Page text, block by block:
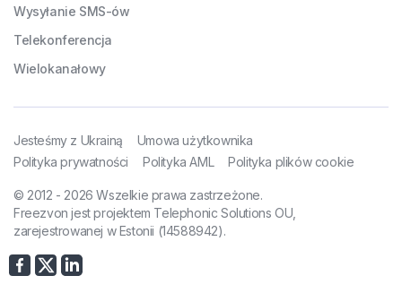
Wysyłanie SMS-ów
Telekonferencja
Wielokanałowy
Jesteśmy z Ukrainą
Umowa użytkownika
Polityka prywatności
Polityka AML Polityka plików cookie
© 2012 - 2026 Wszelkie prawa zastrzeżone.
Freezvon jest projektem Telephonic Solutions OU,
zarejestrowanej w Estonii (14588942).